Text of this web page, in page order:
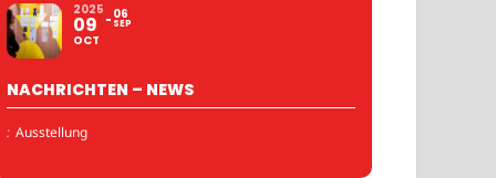
2025
09
OCT
06
SEP
NACHRICHTEN – NEWS
: Ausstellung